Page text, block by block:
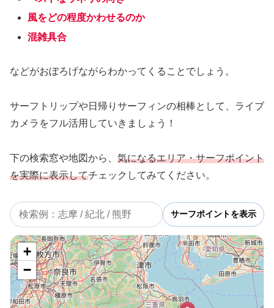
風をどの程度かわせるのか
混雑具合
などがおぼろげながらわかってくることでしょう。
サーフトリップや日帰りサーフィンの相棒として、ライブ
カメラをフル活用していきましょう！
下の検索窓や地図から、 気になるエリア・サーフポイント
を実際に表示してチェックしてみてください。
サーフポイントを表示
+
−